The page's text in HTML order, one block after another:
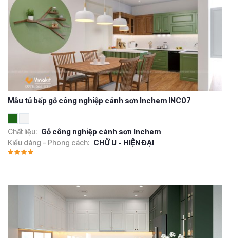
Mẫu tủ bếp gỗ công nghiệp cánh sơn Inchem INC07
Chất liệu: Gỗ công nghiệp cánh sơn Inchem
Kiểu dáng - Phong cách: CHỮ U - HIỆN ĐẠI